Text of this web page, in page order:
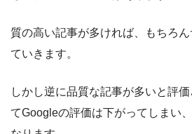
質の高い記事が多ければ、もちろ
ていきます。
しかし逆に品質な記事が多いと評
てGoogleの評価は下がってしまい